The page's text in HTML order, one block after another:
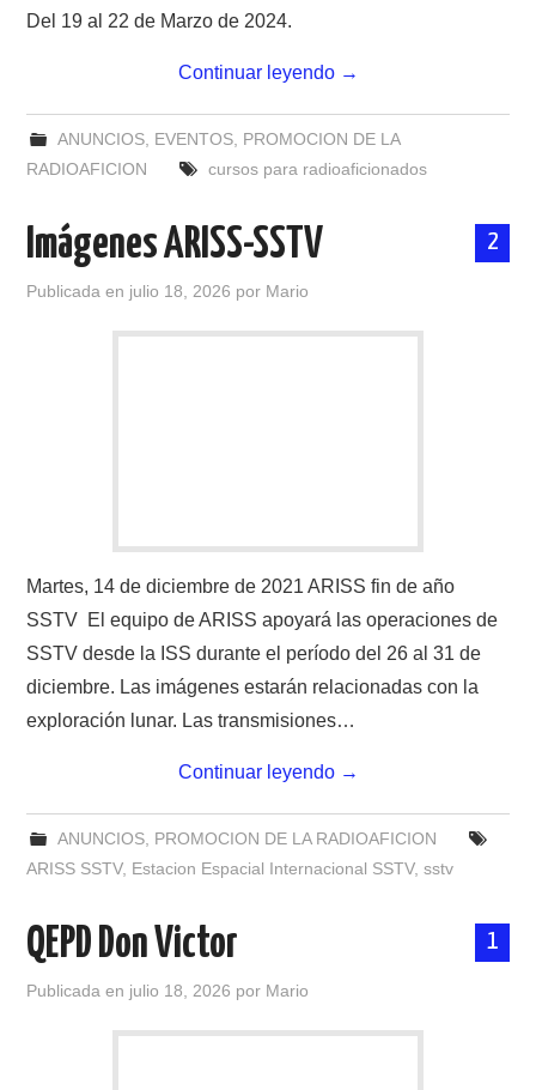
Del 19 al 22 de Marzo de 2024.
Continuar leyendo →
ANUNCIOS, EVENTOS, PROMOCION DE LA
RADIOAFICION
cursos para radioaficionados
2
Imágenes ARISS-SSTV
Publicada en julio 18, 2026 por Mario
Martes, 14 de diciembre de 2021 ARISS fin de año
SSTV El equipo de ARISS apoyará las operaciones de
SSTV desde la ISS durante el período del 26 al 31 de
diciembre. Las imágenes estarán relacionadas con la
exploración lunar. Las transmisiones…
Continuar leyendo →
ANUNCIOS, PROMOCION DE LA RADIOAFICION
ARISS SSTV, Estacion Espacial Internacional SSTV,sstv
1
QEPD Don Victor
Publicada en julio 18, 2026 por Mario